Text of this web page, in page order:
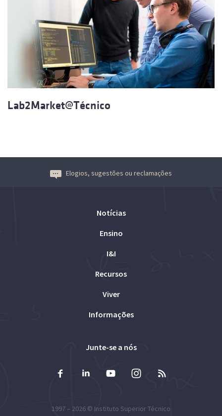
Lab2Market@Técnico
Elogios, sugestões ou reclamações
Notícias
Ensino
I&I
Recursos
Viver
Informações
Junte-se a nós
1997 – 2026 © Instituto Superior Técnico